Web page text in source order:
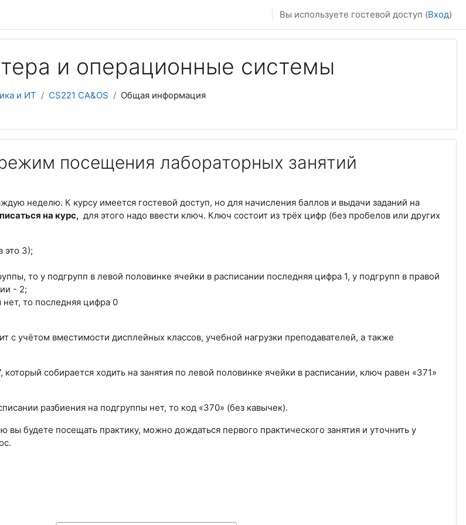
Вы используете гостевой доступ (Вход)
и операционные системы
и ИТ CS221 CA&OS
Общая информация
посещения лабораторных занятий
неделю. К курсу имеется гостевой доступ, но для начисления баллов и выдачи заданий на
на курс, для этого надо ввести ключ. Ключ состоит из трёх цифр (без пробелов или других
это 3);
то у подгрупп в левой половинке ячейки в расписании последняя цифра 1, у подгрупп в правой
- 2;
то последняя цифра 0
с учётом вместимости дисплейных классов, учебной нагрузки преподавателей, а также
собирается ходить на занятия по левой половинке ячейки в расписании, ключ равен «371»
разбиения на подгруппы нет, то код «370» (без кавычек).
вы будете посещать практику, можно дождаться первого практического занятия и уточнить у